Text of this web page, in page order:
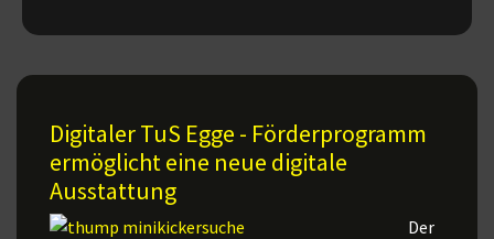
Digitaler TuS Egge - Förderprogramm
ermöglicht eine neue digitale
Ausstattung
Der